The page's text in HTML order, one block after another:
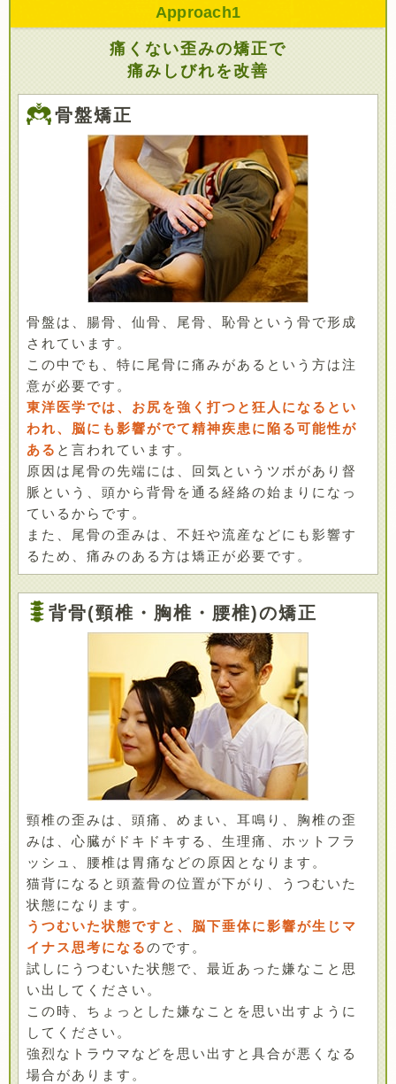
Approach1
痛くない歪みの矯正で
痛みしびれを改善
骨盤矯正
骨盤は、腸骨、仙骨、尾骨、恥骨という骨で形成
されています。
この中でも、特に尾骨に痛みがあるという方は注
意が必要です。
東洋医学では、お尻を強く打つと狂人になるとい
われ、脳にも影響がでて精神疾患に陥る可能性が
ある と言われています。
原因は尾骨の先端には、回気というツボがあり督
脈という、頭から背骨を通る経絡の始まりになっ
ているからです。
また、尾骨の歪みは、不妊や流産などにも影響す
るため、痛みのある方は矯正が必要です。
背骨(頸椎・胸椎・腰椎)の矯正
頸椎の歪みは、頭痛、めまい、耳鳴り、胸椎の歪
みは、心臓がドキドキする、生理痛、ホットフラ
ッシュ、腰椎は胃痛などの原因となります。
猫背になると頭蓋骨の位置が下がり、うつむいた
状態になります。
うつむいた状態ですと、脳下垂体に影響が生じマ
イナス思考になるのです。
試しにうつむいた状態で、最近あった嫌なこと思
い出してください。
この時、ちょっとした嫌なことを思い出すように
してください。
強烈なトラウマなどを思い出すと具合が悪くなる
場合があります。